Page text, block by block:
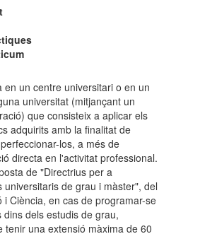
en un centre universitari o en un
universitat (mitjançant un
que consisteix a aplicar els
adquirits amb la finalitat de
los, a més de
directa en l'activitat professional.
de "Directrius per a
universitaris de grau i màster", del
i Ciència, en cas de programar-se
dels estudis de grau,
tenir una extensió màxima de 60